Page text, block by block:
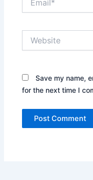
Save my name,
for the next time I